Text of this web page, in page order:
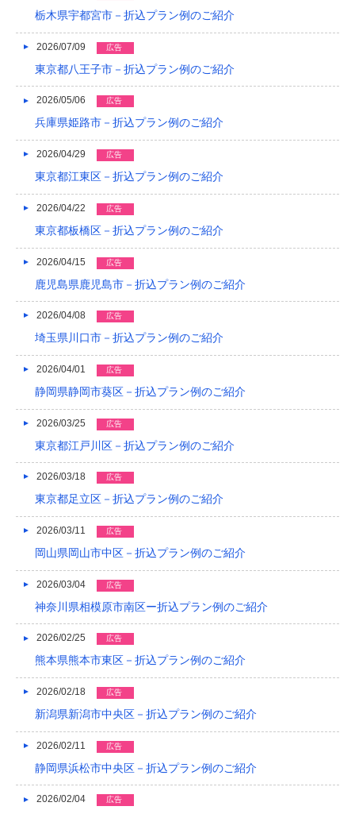
2023/07
2023/06
2023/05
2023/04
2023/01
2022/12
2022/10
2022/09
2022/08
2022/07
2022/04
2022/03
2022/02
2022/01
2021/12
2021/09
2021/08
2021/06
2021/05
栃木県宇都宮市－折込プラン例のご紹介
2026/07/09 広告
東京都八王子市－折込プラン例のご紹介
2026/05/06 広告
兵庫県姫路市－折込プラン例のご紹介
2026/04/29 広告
東京都江東区－折込プラン例のご紹介
2026/04/22 広告
東京都板橋区－折込プラン例のご紹介
2026/04/15 広告
鹿児島県鹿児島市－折込プラン例のご紹介
2026/04/08 広告
埼玉県川口市－折込プラン例のご紹介
2026/04/01 広告
静岡県静岡市葵区－折込プラン例のご紹介
2026/03/25 広告
東京都江戸川区－折込プラン例のご紹介
2026/03/18 広告
東京都足立区－折込プラン例のご紹介
2026/03/11 広告
岡山県岡山市中区－折込プラン例のご紹介
2026/03/04 広告
神奈川県相模原市南区ー折込プラン例のご紹介
2026/02/25 広告
熊本県熊本市東区－折込プラン例のご紹介
2026/02/18 広告
新潟県新潟市中央区－折込プラン例のご紹介
2026/02/11 広告
静岡県浜松市中央区－折込プラン例のご紹介
2026/02/04 広告